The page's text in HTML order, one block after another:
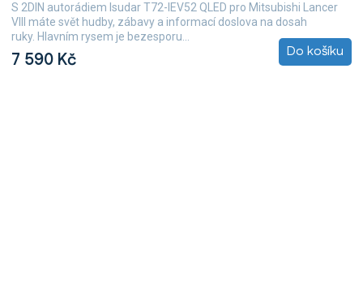
7 590 Kč Do košíku
S 2DIN autorádiem Isudar T72-IEV52 QLED pro Mitsubishi Lancer
VIII máte svět hudby, zábavy a informací doslova na dosah
ruky. Hlavním rysem je bezesporu...